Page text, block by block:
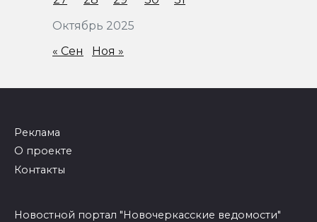
Октябрь 2025
« Сен Ноя »
Реклама
О проекте
Контакты
Новостной портал "Новочеркасские ведомости"